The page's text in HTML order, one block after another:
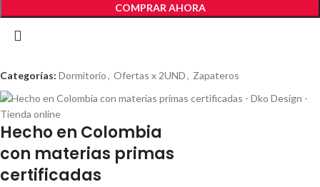
COMPRAR AHORA
Categorías: Dormitorio, Ofertas x 2UND, Zapateros
Hecho en Colombia
con materias primas
certificadas